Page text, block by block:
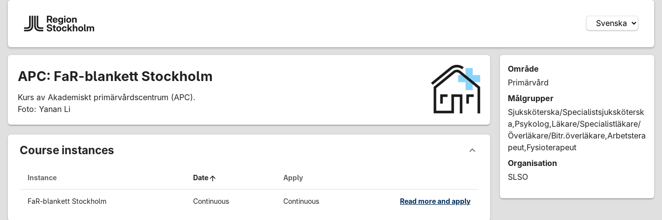
APC: FaR-blankett Stockholm
Kurs av Akademiskt primärvårdscentrum (APC).
Foto: Yanan Li
Course instances
Instance Date Apply
FaR-blankett Stockholm Continuous Continuous Read more and apply
Område
Primärvård
Målgrupper
Sjuksköterska/Specialistsjukskötersk
a,Psykolog,Läkare/Specialistläkare/
Överläkare/Bitr.överläkare,Arbetstera
peut,Fysioterapeut
Organisation
SLSO